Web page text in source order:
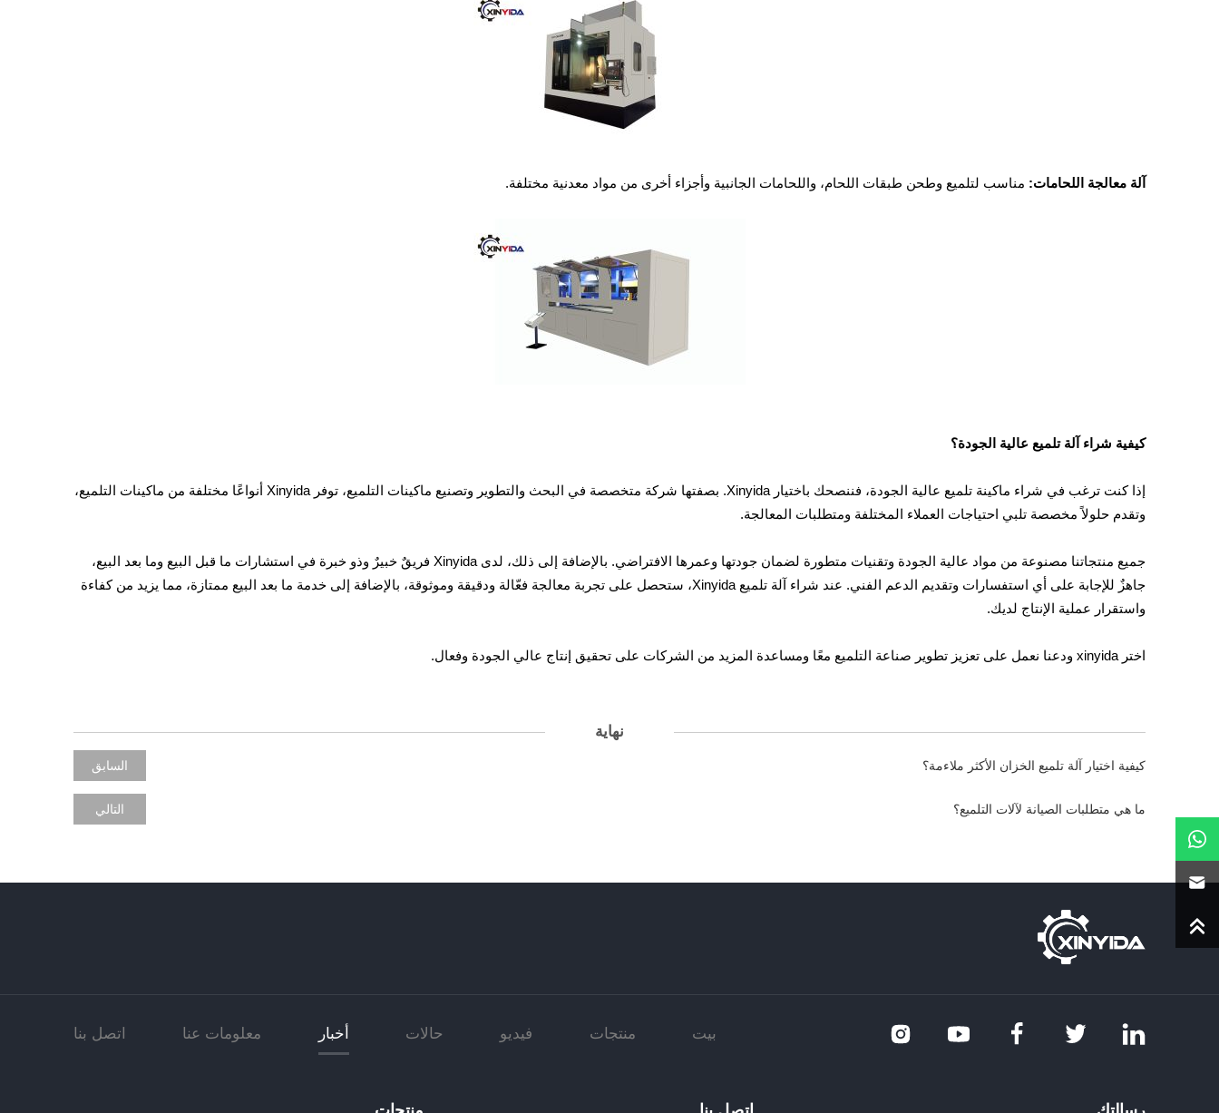
آلة معالجة اللحامات: مناسب لتلميع وطحن طبقات اللحام، واللحامات الجانبية وأجزاء أخرى من مواد معدنية مختلفة.
كيفية شراء آلة تلميع عالية الجودة؟
إذا كنت ترغب في شراء ماكينة تلميع عالية الجودة، فننصحك باختيار Xinyida. بصفتها شركة متخصصة في البحث والتطوير وتصنيع ماكينات التلميع، توفر Xinyida أنواعًا مختلفة من ماكينات التلميع،
وتقدم حلولاً مخصصة تلبي احتياجات العملاء المختلفة ومتطلبات المعالجة.
جميع منتجاتنا مصنوعة من مواد عالية الجودة وتقنيات متطورة لضمان جودتها وعمرها الافتراضي. بالإضافة إلى ذلك، لدى Xinyida فريقٌ خبيرٌ وذو خبرة في استشارات ما قبل البيع وما بعد البيع،
جاهزٌ للإجابة على أي استفسارات وتقديم الدعم الفني. عند شراء آلة تلميع Xinyida، ستحصل على تجربة معالجة فعّالة ودقيقة وموثوقة، بالإضافة إلى خدمة ما بعد البيع ممتازة، مما يزيد من كفاءة
واستقرار عملية الإنتاج لديك.
اختر xinyida ودعنا نعمل على تعزيز تطوير صناعة التلميع معًا ومساعدة المزيد من الشركات على تحقيق إنتاج عالي الجودة وفعال.
نهاية
السابق كيفية اختيار آلة تلميع الخزان الأكثر ملاءمة؟
التالي ما هي متطلبات الصيانة لآلات التلميع؟
بيت منتجات فيديو حالات أخبار معلومات عنا اتصل بنا